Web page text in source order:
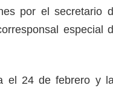
por el secretario
especial
el 24 de febrero y